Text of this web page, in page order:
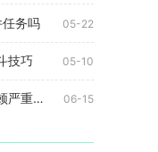
务吗 05-22
技巧 05-10
明日之后遇到打不明生物卡顿严重时怎么办 06-15